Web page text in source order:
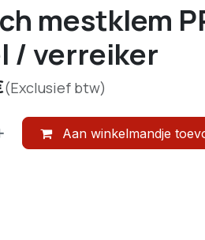
mestklem
/ verreiker
(Exclusief btw)
Aan winkelmandje